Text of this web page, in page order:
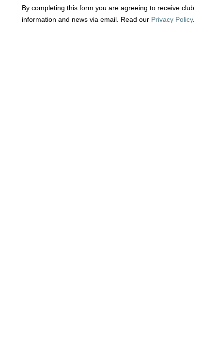
By completing this form you are agreeing to receive club
information and news via email. Read our Privacy Policy.